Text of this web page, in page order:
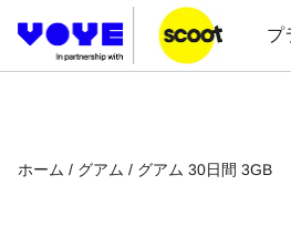
プ
ホーム / グアム / グアム 30日間 3GB